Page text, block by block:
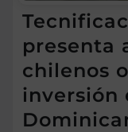
presenta
chilenos
inversión